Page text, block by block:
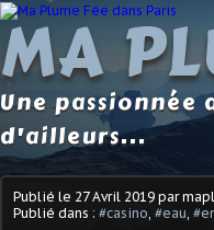
MA
Une
d'ailleurs...
Publié le 27 Avril 2019 par
Publié dans : #casino #eau